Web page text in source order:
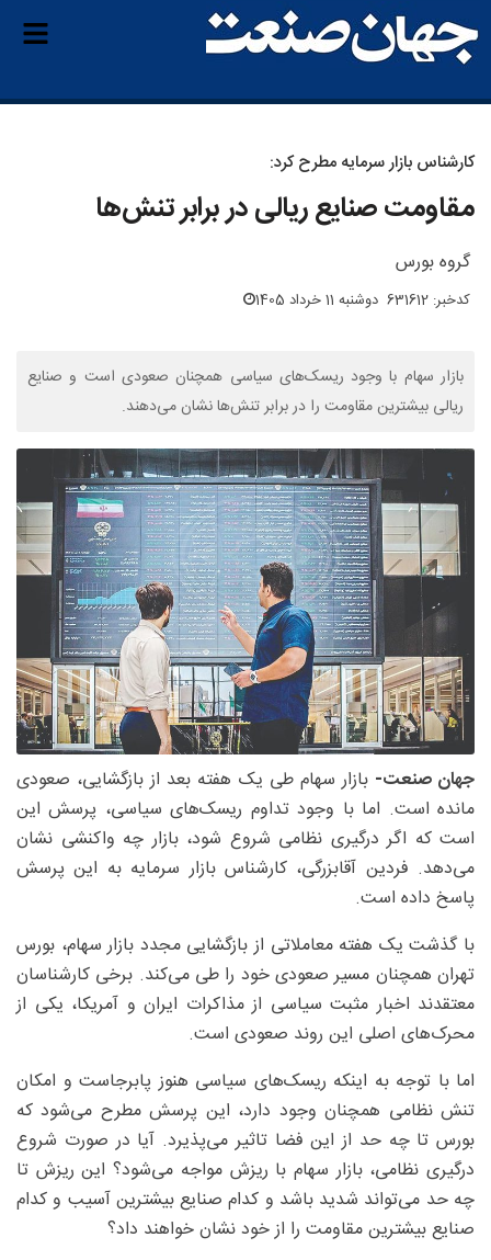
کارشناس بازار سرمایه مطرح کرد:
مقاومت صنایع ریالی در برابر تنش‌ها
گروه بورس
کدخبر: 631612 دوشنبه 11 خرداد 1405
بازار سهام با وجود ریسک‌های سیاسی همچنان صعودی است و صنایع
ریالی بیشترین مقاومت را در برابر تنش‌ها نشان می‌دهند.
جهان صنعت- بازار سهام طی یک هفته بعد از بازگشایی، صعودی
مانده است. اما با وجود تداوم ریسک‌های سیاسی، پرسش این
است که اگر درگیری نظامی شروع شود، بازار چه واکنشی نشان
می‌دهد. فردین آقابزرگی، کارشناس بازار سرمایه به این پرسش
پاسخ داده است.
با گذشت یک هفته معاملاتی از بازگشایی مجدد بازار سهام، بورس
تهران همچنان مسیر صعودی خود را طی می‌کند. برخی کارشناسان
معتقدند اخبار مثبت سیاسی از مذاکرات ایران و آمریکا، یکی از
محرک‌های اصلی این روند صعودی است.
اما با توجه به اینکه ریسک‌های سیاسی هنوز پابرجاست و امکان
تنش نظامی همچنان وجود دارد، این پرسش مطرح می‌شود که
بورس تا چه حد از این فضا تاثیر می‌پذیرد. آیا در صورت شروع
درگیری نظامی، بازار سهام با ریزش مواجه می‌شود؟ این ریزش تا
چه حد می‌تواند شدید باشد و کدام صنایع بیشترین آسیب و کدام
صنایع بیشترین مقاومت را از خود نشان خواهند داد؟